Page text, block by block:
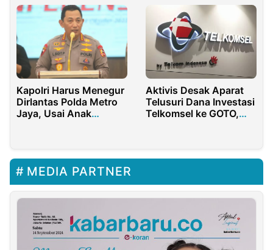
Kapolri Harus Menegur
Dirlantas Polda Metro
Jaya, Usai Anak
Aktivis Desak Aparat
Telusuri Dana Investasi
Telkomsel ke GOTO,
MEDIA PARTNER